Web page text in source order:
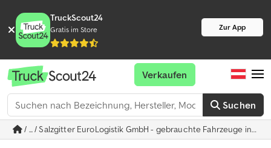
TruckScout24
Gratis im Store Zur App
Suchen
Verkaufen
/ ... / Salzgitter EuroLogistik GmbH - gebrauchte Fahrzeuge in